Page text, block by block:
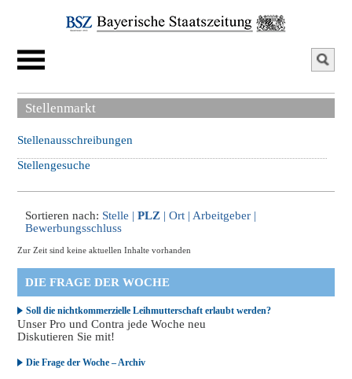
Stellenmarkt
Stellenausschreibungen
Stellengesuche
Sortieren nach: Stelle |PLZ |Ort | Arbeitgeber |
Bewerbungsschluss
Zur Zeit sind keine aktuellen Inhalte vorhanden
DIE FRAGE DER WOCHE
Soll die nichtkommerzielle Leihmutterschaft erlaubt werden?
Unser Pro und Contra jede Woche neu
Diskutieren Sie mit!
Die Frage der Woche – Archiv